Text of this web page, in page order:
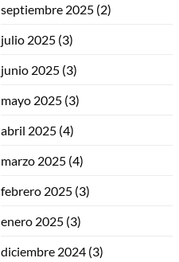
septiembre 2025(2)
julio 2025(3)
junio 2025(3)
mayo 2025(3)
abril 2025(4)
marzo 2025(4)
febrero 2025(3)
enero 2025(3)
diciembre 2024(3)